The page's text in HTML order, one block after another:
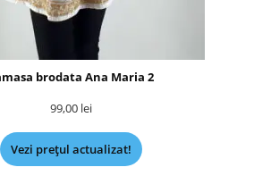
brodata Ana Maria 2
99,00 lei
Vezi prețul actualizat!